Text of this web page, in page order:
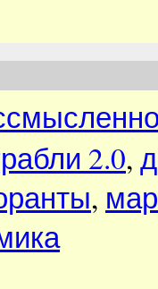
2.0,
,